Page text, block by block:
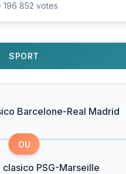
196 852 votes
SPORT
Barcelone-Real Madrid
OU
PSG-Marseille